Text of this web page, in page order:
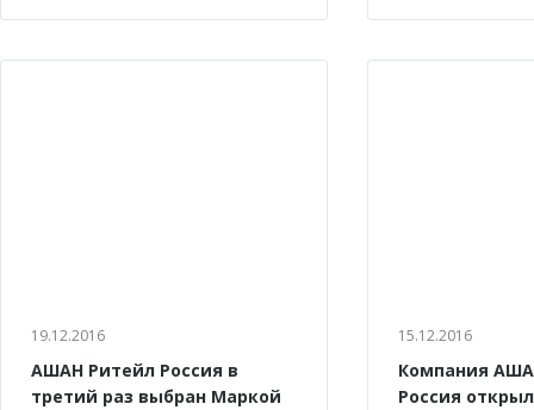
19.12.2016
АШАН Ритейл Россия в
третий раз выбран Маркой
15.12.2016
Компания
Россия